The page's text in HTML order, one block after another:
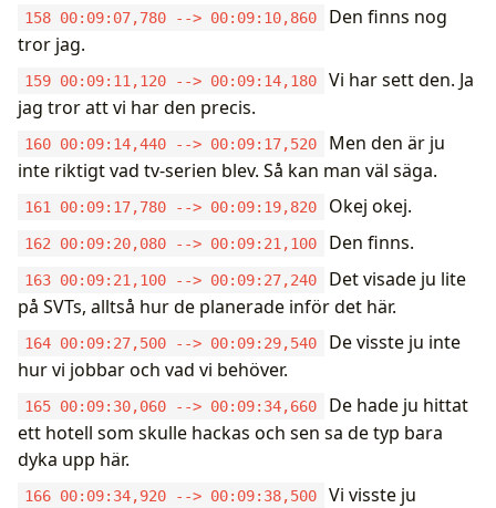
158 00:09:07,780 --> 00:09:10,860
Den finns nog
tror jag.
159 00:09:11,120 --> 00:09:14,180
Vi har sett den. Ja
jag tror att vi har den precis.
160 00:09:14,440 --> 00:09:17,520
Men den är ju
inte riktigt vad tv-serien blev. Så kan man väl säga.
161 00:09:17,780 --> 00:09:19,820 Okej okej.
162 00:09:20,080 --> 00:09:21,100 Den finns.
163 00:09:21,100 --> 00:09:27,240
Det visade ju lite
på SVTs, alltså hur de planerade inför det här.
164 00:09:27,500 --> 00:09:29,540
De visste ju inte
hur vi jobbar och vad vi behöver.
165 00:09:30,060 --> 00:09:34,660
De hade ju hittat
ett hotell som skulle hackas och sen sa de typ bara
dyka upp här.
166 00:09:34,920 --> 00:09:38,500
Vi visste ju